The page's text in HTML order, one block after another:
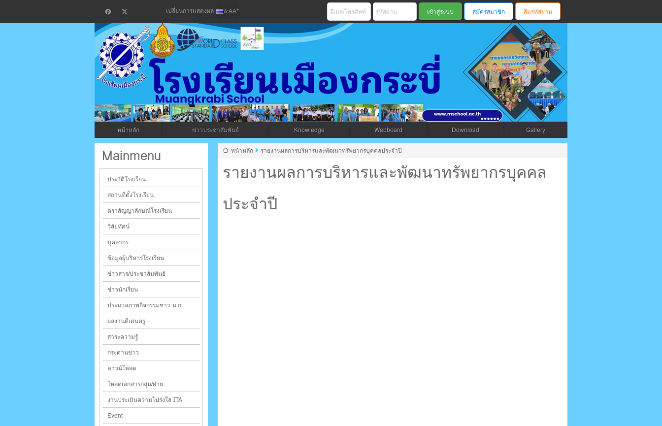
เปลี่ยนการแสดงผล A-AA+ สมัครสมาชิก ลืมรหัสผ่าน
โรงเรียนเมืองกระบี่ สพม ตรัง
กระบี่
ระบบบริหารจัดการเว็บไซต์ (CMS) ด้วย Ajax โดยคนไทย
หน้าหลัก ข่าวประชาสัมพันธ์ Knowledge Webboard Download Gallery
รายงานผลการบริหารและพัฒนาทรัพยากรบุคคล
ประจำปี
หน้าหลัก รายงานผลการบริหารและพัฒนาทรัพยากรบุคคลประจำปี
Mainmenu
ประวัติโรงเรียน
สถานที่ตั้งโรงเรียน
ตราสัญญาลักษณ์โรงเรียน
วิสัยทัศน์
บุคลากร
ข้อมูลผู้บริหารโรงเรียน
ข่าวสาร/ประชาสัมพันธ์
ข่าวนักเรียน
ประมวลภาพกิจกรรมชาว ม.ก.
ผลงานดีเด่นครู
สาระความรู้
กระดานข่าว
ดาวน์โหลด
โหลดเอกสารกลุ่ม/ฝ่าย
งานประเมินความโปร่งใส ITA
Event